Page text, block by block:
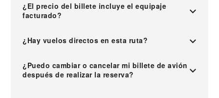
¿El precio del billete incluye el equipaje
facturado?
¿Hay vuelos directos en esta ruta?
¿Puedo cambiar o cancelar mi billete de avión
después de realizar la reserva?